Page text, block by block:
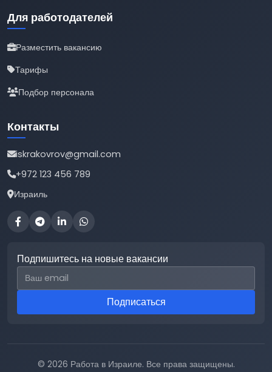
Для работодателей
Разместить вакансию
Тарифы
Подбор персонала
Контакты
iskrakovrov@gmail.com
+972 123 456 789
Израиль
Подпишитесь на новые вакансии
Email для подписки
Подписаться
© 2026 Работа в Израиле. Все права защищены.